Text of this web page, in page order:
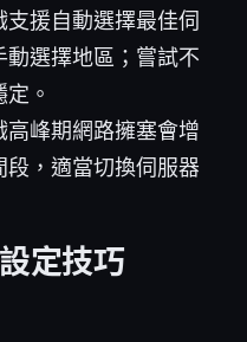
援自動選擇最佳伺
選擇地區；嘗試不
。
峰期網路擁塞會增
，適當切換伺服器
定技巧